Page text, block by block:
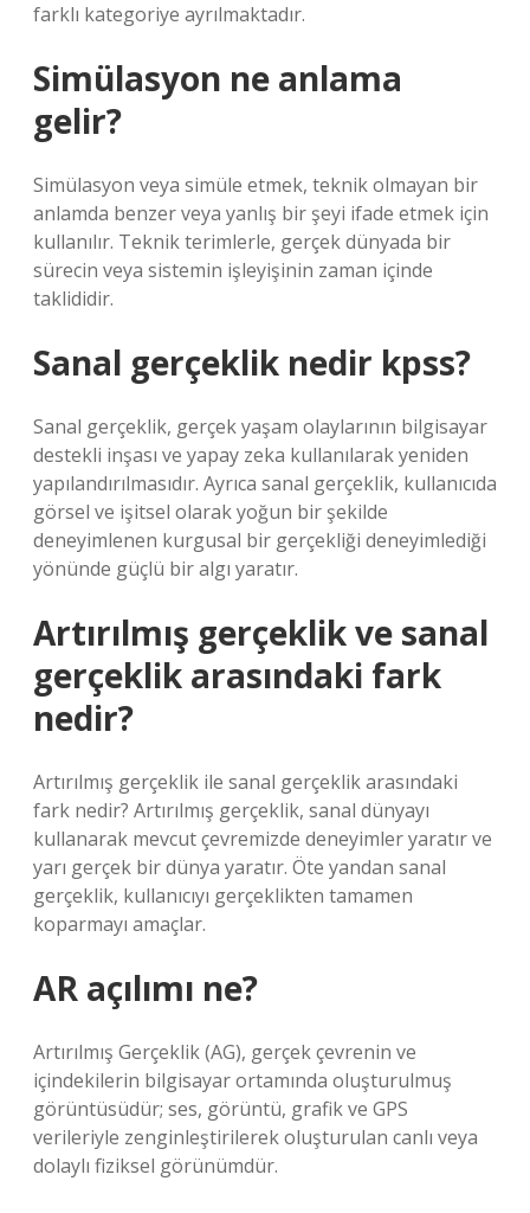
farklı kategoriye ayrılmaktadır.
Simülasyon ne anlama
gelir?
Simülasyon veya simüle etmek, teknik olmayan bir
anlamda benzer veya yanlış bir şeyi ifade etmek için
kullanılır. Teknik terimlerle, gerçek dünyada bir
sürecin veya sistemin işleyişinin zaman içinde
taklididir.
Sanal gerçeklik nedir kpss?
Sanal gerçeklik, gerçek yaşam olaylarının bilgisayar
destekli inşası ve yapay zeka kullanılarak yeniden
yapılandırılmasıdır. Ayrıca sanal gerçeklik, kullanıcıda
görsel ve işitsel olarak yoğun bir şekilde
deneyimlenen kurgusal bir gerçekliği deneyimlediği
yönünde güçlü bir algı yaratır.
Artırılmış gerçeklik ve sanal
gerçeklik arasındaki fark
nedir?
Artırılmış gerçeklik ile sanal gerçeklik arasındaki
fark nedir? Artırılmış gerçeklik, sanal dünyayı
kullanarak mevcut çevremizde deneyimler yaratır ve
yarı gerçek bir dünya yaratır. Öte yandan sanal
gerçeklik, kullanıcıyı gerçeklikten tamamen
koparmayı amaçlar.
AR açılımı ne?
Artırılmış Gerçeklik (AG), gerçek çevrenin ve
içindekilerin bilgisayar ortamında oluşturulmuş
görüntüsüdür; ses, görüntü, grafik ve GPS
verileriyle zenginleştirilerek oluşturulan canlı veya
dolaylı fiziksel görünümdür.